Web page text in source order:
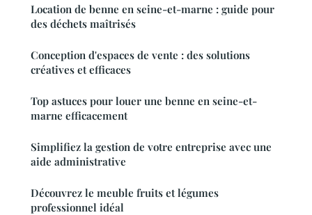
Location de benne en seine-et-marne : guide pour
des déchets maîtrisés
Conception d'espaces de vente : des solutions
créatives et efficaces
Top astuces pour louer une benne en seine-et-
marne efficacement
Simplifiez la gestion de votre entreprise avec une
aide administrative
Découvrez le meuble fruits et légumes
professionnel idéal